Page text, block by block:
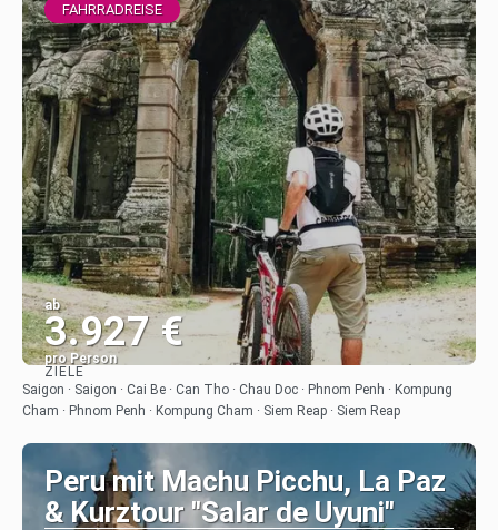
FAHRRADREISE
ab
3.927 €
pro Person
Sehen
ZIELE
Saigon · Saigon · Cai Be · Can Tho · Chau Doc · Phnom Penh · Kompung
Cham · Phnom Penh · Kompung Cham · Siem Reap · Siem Reap
Peru mit Machu Picchu, La Paz
& Kurztour "Salar de Uyuni"